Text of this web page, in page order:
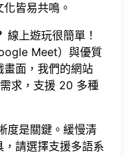
皆易共鳴。
線上遊玩很簡單！
Meet）與優質
面，我們的網站
求，支援 20 多種
度是關鍵。緩慢清
請選擇支援多語系